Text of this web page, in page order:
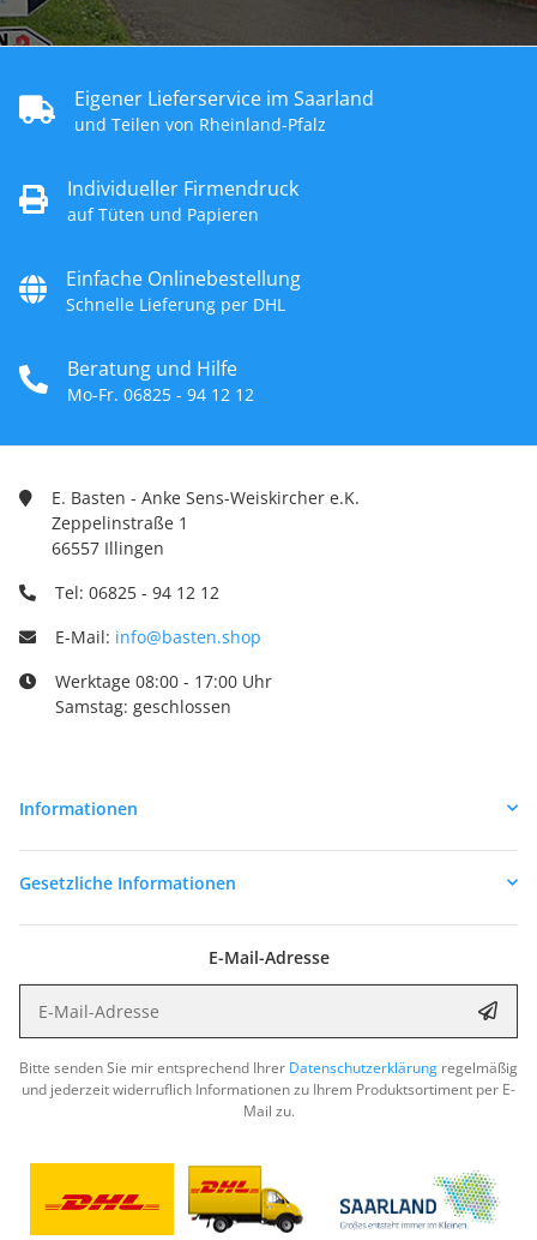
Eigener Lieferservice im Saarland
und Teilen von Rheinland-Pfalz
Individueller Firmendruck
auf Tüten und Papieren
Einfache Onlinebestellung
Schnelle Lieferung per DHL
Beratung und Hilfe
Mo-Fr. 06825 - 94 12 12
E. Basten - Anke Sens-Weiskircher e.K.
Zeppelinstraße 1
66557 Illingen
Tel: 06825 - 94 12 12
E-Mail: info@basten.shop
Werktage 08:00 - 17:00 Uhr
Samstag: geschlossen
Informationen
Gesetzliche Informationen
E-Mail-Adresse
Bitte senden Sie mir entsprechend Ihrer Datenschutzerklärung regelmäßig
und jederzeit widerruflich Informationen zu Ihrem Produktsortiment per E-
Mail zu.